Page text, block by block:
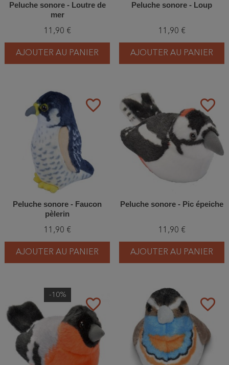
Peluche sonore - Loutre de
mer
11,90 €
AJOUTER AU PANIER
Peluche sonore - Loup
11,90 €
AJOUTER AU PANIER
favorite_border
Peluche sonore - Faucon
pèlerin
11,90 €
AJOUTER AU PANIER
favorite_border
Peluche sonore - Pic épeiche
11,90 €
AJOUTER AU PANIER
favorite_border
-10%
favorite_border